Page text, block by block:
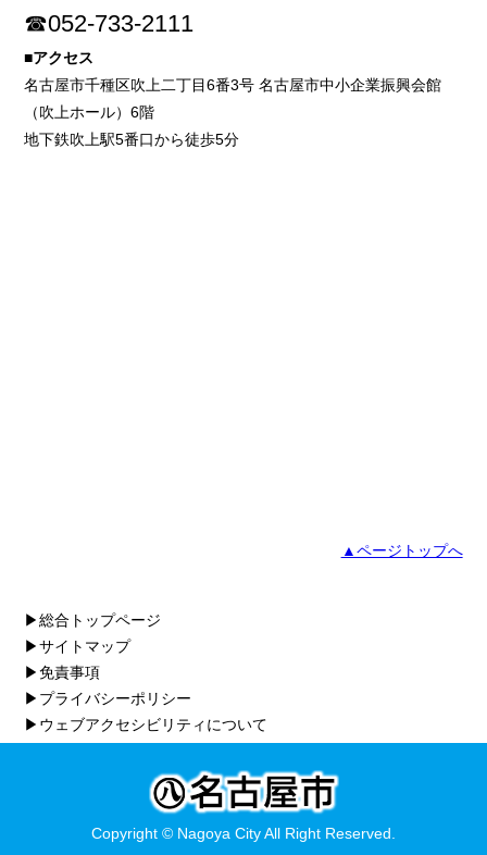
☎052-733-2111
■アクセス
名古屋市千種区吹上二丁目6番3号 名古屋市中小企業振興会館
（吹上ホール）6階
地下鉄吹上駅5番口から徒歩5分
▲ページトップへ
▶総合トップページ
▶サイトマップ
▶免責事項
▶プライバシーポリシー
▶ウェブアクセシビリティについて
Copyright © Nagoya City All Right Reserved.